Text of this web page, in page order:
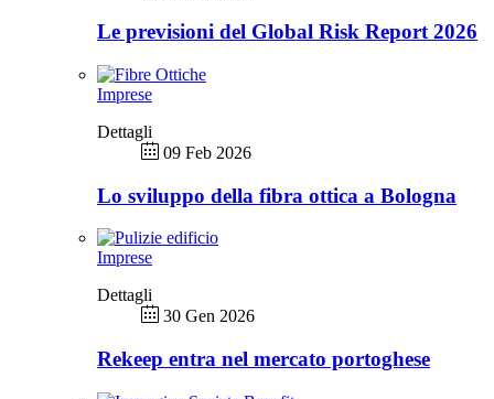
Le previsioni del Global Risk Report 2026
Imprese
Dettagli
09 Feb 2026
Lo sviluppo della fibra ottica a Bologna
Imprese
Dettagli
30 Gen 2026
Rekeep entra nel mercato portoghese